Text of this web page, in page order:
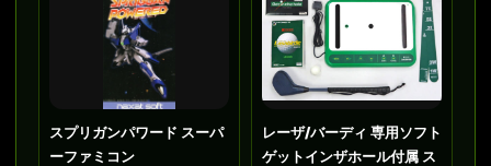
スプリガンパワード スーパ
ーファミコン
レーザ/バーディ 専用ソフト
ゲットインザホール付属 ス